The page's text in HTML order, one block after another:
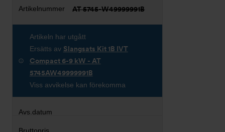
AT 5745-W49999991B
Artikeln har utgått
Ersätts av Slangsats Kit 1B IVT
Compact 6-9 kW - AT
5745AW49999991B
Viss avvikelse kan förekomma